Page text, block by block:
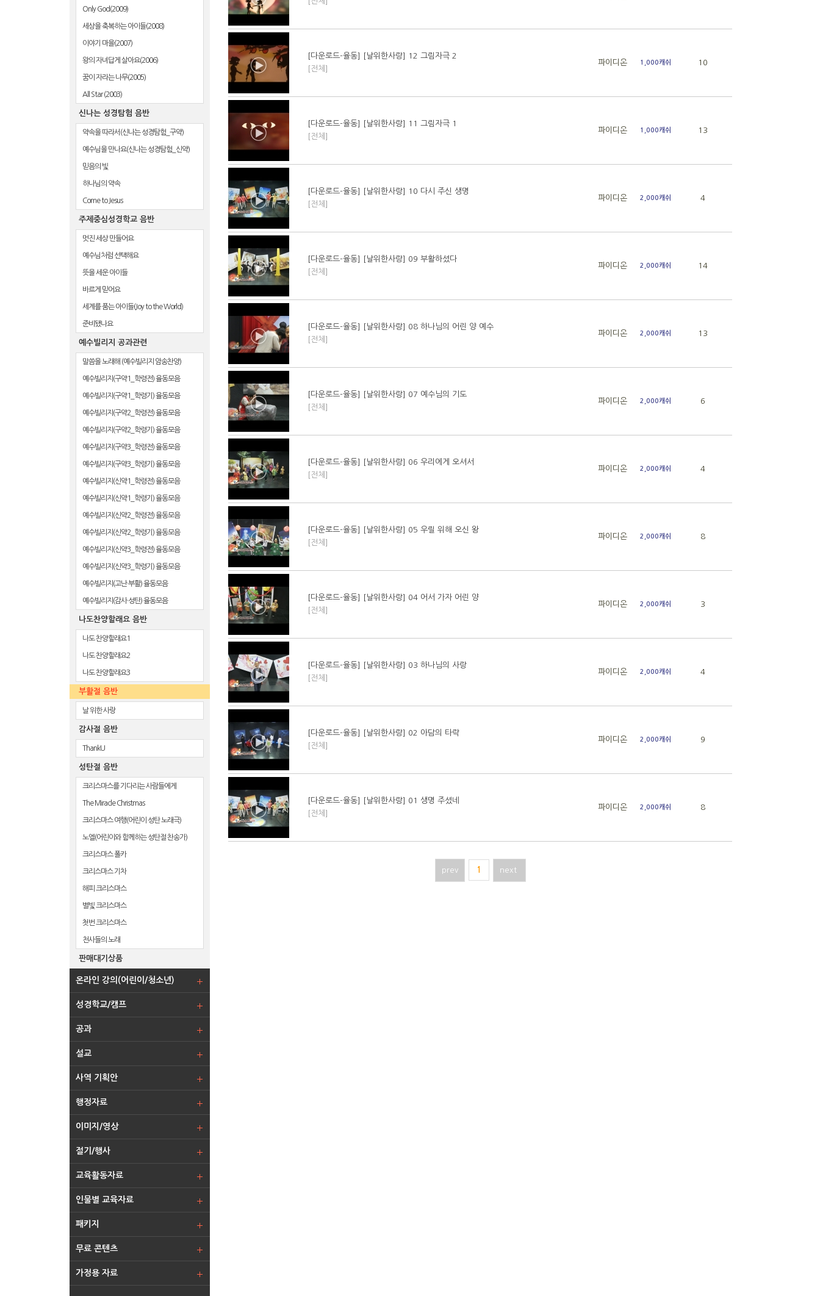
Only God(2009)
세상을 축복하는 아이들(2008)
이야기 마을(2007)
왕의 자녀답게 살아요(2006)
꿈이 자라는 나무(2005)
All Star (2003)
신나는 성경탐험 음반
약속을 따라서(신나는 성경탐험_구약)
예수님을 만나요(신나는 성경탐험_신약)
믿음의 빛
하나님의 약속
Come to Jesus
주제중심성경학교 음반
멋진 세상 만들어요
예수님처럼 선택해요
뜻을 세운 아이들
바르게 믿어요
세계를 품는 아이들(Joy to the World)
준비됐나요
예수빌리지 공과관련
말씀을 노래해 (예수빌리지 암송찬양)
예수빌리지(구약1_학령전) 율동모음
예수빌리지(구약1_학령기) 율동모음
예수빌리지(구약2_학령전) 율동모음
예수빌리지(구약2_학령기) 율동모음
예수빌리지(구약3_학령전) 율동모음
예수빌리지(구약3_학령기) 율동모음
예수빌리지(신약1_학령전) 율동모음
예수빌리지(신약1_학령기) 율동모음
예수빌리지(신약2_학령전) 율동모음
예수빌리지(신약2_학령기) 율동모음
예수빌리지(신약3_학령전) 율동모음
예수빌리지(신약3_학령기) 율동모음
예수빌리지(고난·부활) 율동모음
예수빌리지(감사·성탄) 율동모음
나도찬양할래요 음반
나도 찬양할래요1
나도 찬양할래요2
나도 찬양할래요3
부활절 음반
날 위한 사랑
감사절 음반
ThankU
성탄절 음반
크리스마스를 기다리는 사람들에게
The Miracle Christmas
크리스마스 여행(어린이 성탄 노래극)
노엘(어린이와 함께하는 성탄절 찬송가)
크리스마스 폴카
크리스마스 기차
해피 크리스마스
별빛 크리스마스
첫번 크리스마스
천사들의 노래
판매대기상품
온라인 강의(어린이/청소년)
성경학교/캠프
공과
설교
사역 기획안
행정자료
이미지/영상
절기/행사
교육활동자료
인물별 교육자료
패키지
무료 콘텐츠
가정용 자료
[다운로드-율동] [날위한사랑] 12 그림자극 2
[전체]
파이디온 1,000캐쉬 10
[다운로드-율동] [날위한사랑] 11 그림자극 1
[전체]
파이디온 1,000캐쉬 13
[다운로드-율동] [날위한사랑] 10 다시 주신 생명
[전체]
파이디온 2,000캐쉬 4
[다운로드-율동] [날위한사랑] 09 부활하셨다
[전체]
파이디온 2,000캐쉬 14
[다운로드-율동] [날위한사랑] 08 하나님의 어린 양 예수
[전체]
파이디온 2,000캐쉬 13
[다운로드-율동] [날위한사랑] 07 예수님의 기도
[전체]
파이디온 2,000캐쉬 6
[다운로드-율동] [날위한사랑] 06 우리에게 오셔서
[전체]
파이디온 2,000캐쉬 4
[다운로드-율동] [날위한사랑] 05 우릴 위해 오신 왕
[전체]
파이디온 2,000캐쉬 8
[다운로드-율동] [날위한사랑] 04 어서 가자 어린 양
[전체]
파이디온 2,000캐쉬 3
[다운로드-율동] [날위한사랑] 03 하나님의 사랑
[전체]
파이디온 2,000캐쉬 4
[다운로드-율동] [날위한사랑] 02 아담의 타락
[전체]
파이디온 2,000캐쉬 9
[다운로드-율동] [날위한사랑] 01 생명 주셨네
[전체]
파이디온 2,000캐쉬 8
prev 1 next